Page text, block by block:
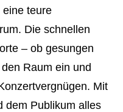
teure
Die schnellen
– ob gesungen
Raum ein und
Mit
dem Publikum alles